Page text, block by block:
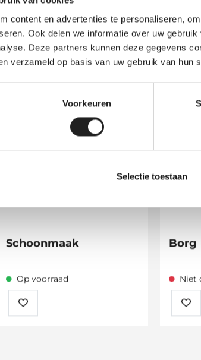
content en advertenties te personaliseren,
Ook delen we informatie over uw
Deze partners kunnen deze gegevens
verzameld op basis van uw gebruik van hun
Voorkeuren
Selectie toestaan
Recent
Schoonmaak
Op voorraad
Borg
Niet